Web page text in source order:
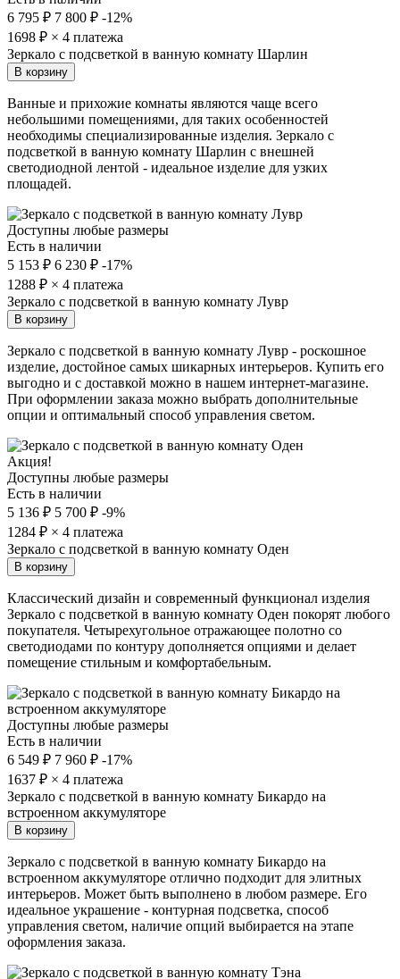
6 795 ₽ 7 800 ₽ -12%
1698 ₽ × 4 платежа
Зеркало с подсветкой в ванную комнату Шарлин
В корзину
Ванные и прихожие комнаты являются чаще всего
небольшими помещениями, для таких особенностей
необходимы специализированные изделия. Зеркало с
подсветкой в ванную комнату Шарлин с внешней
светодиодной лентой - идеальное изделие для узких
площадей.
Доступны любые размеры
Есть в наличии
5 153 ₽ 6 230 ₽ -17%
1288 ₽ × 4 платежа
Зеркало с подсветкой в ванную комнату Лувр
В корзину
Зеркало с подсветкой в ванную комнату Лувр - роскошное
изделие, достойное самых шикарных интерьеров. Купить его
выгодно и с доставкой можно в нашем интернет-магазине.
При оформлении заказа можно выбрать дополнительные
опции и оптимальный способ управления светом.
Акция!
Доступны любые размеры
Есть в наличии
5 136 ₽ 5 700 ₽ -9%
1284 ₽ × 4 платежа
Зеркало с подсветкой в ванную комнату Оден
В корзину
Классический дизайн и современный функционал изделия
Зеркало с подсветкой в ванную комнату Оден покорят любого
покупателя. Четырехугольное отражающее полотно со
светодиодами по контуру дополняется опциями и делает
помещение стильным и комфортабельным.
Доступны любые размеры
Есть в наличии
6 549 ₽ 7 960 ₽ -17%
1637 ₽ × 4 платежа
Зеркало с подсветкой в ванную комнату Бикардо на
встроенном аккумуляторе
В корзину
Зеркало с подсветкой в ванную комнату Бикардо на
встроенном аккумуляторе отлично подходит для элитных
интерьеров. Может быть выполнено в любом размере. Его
идеальное украшение - контурная подсветка, способ
управления светом, наличие опций выбирается на этапе
оформления заказа.